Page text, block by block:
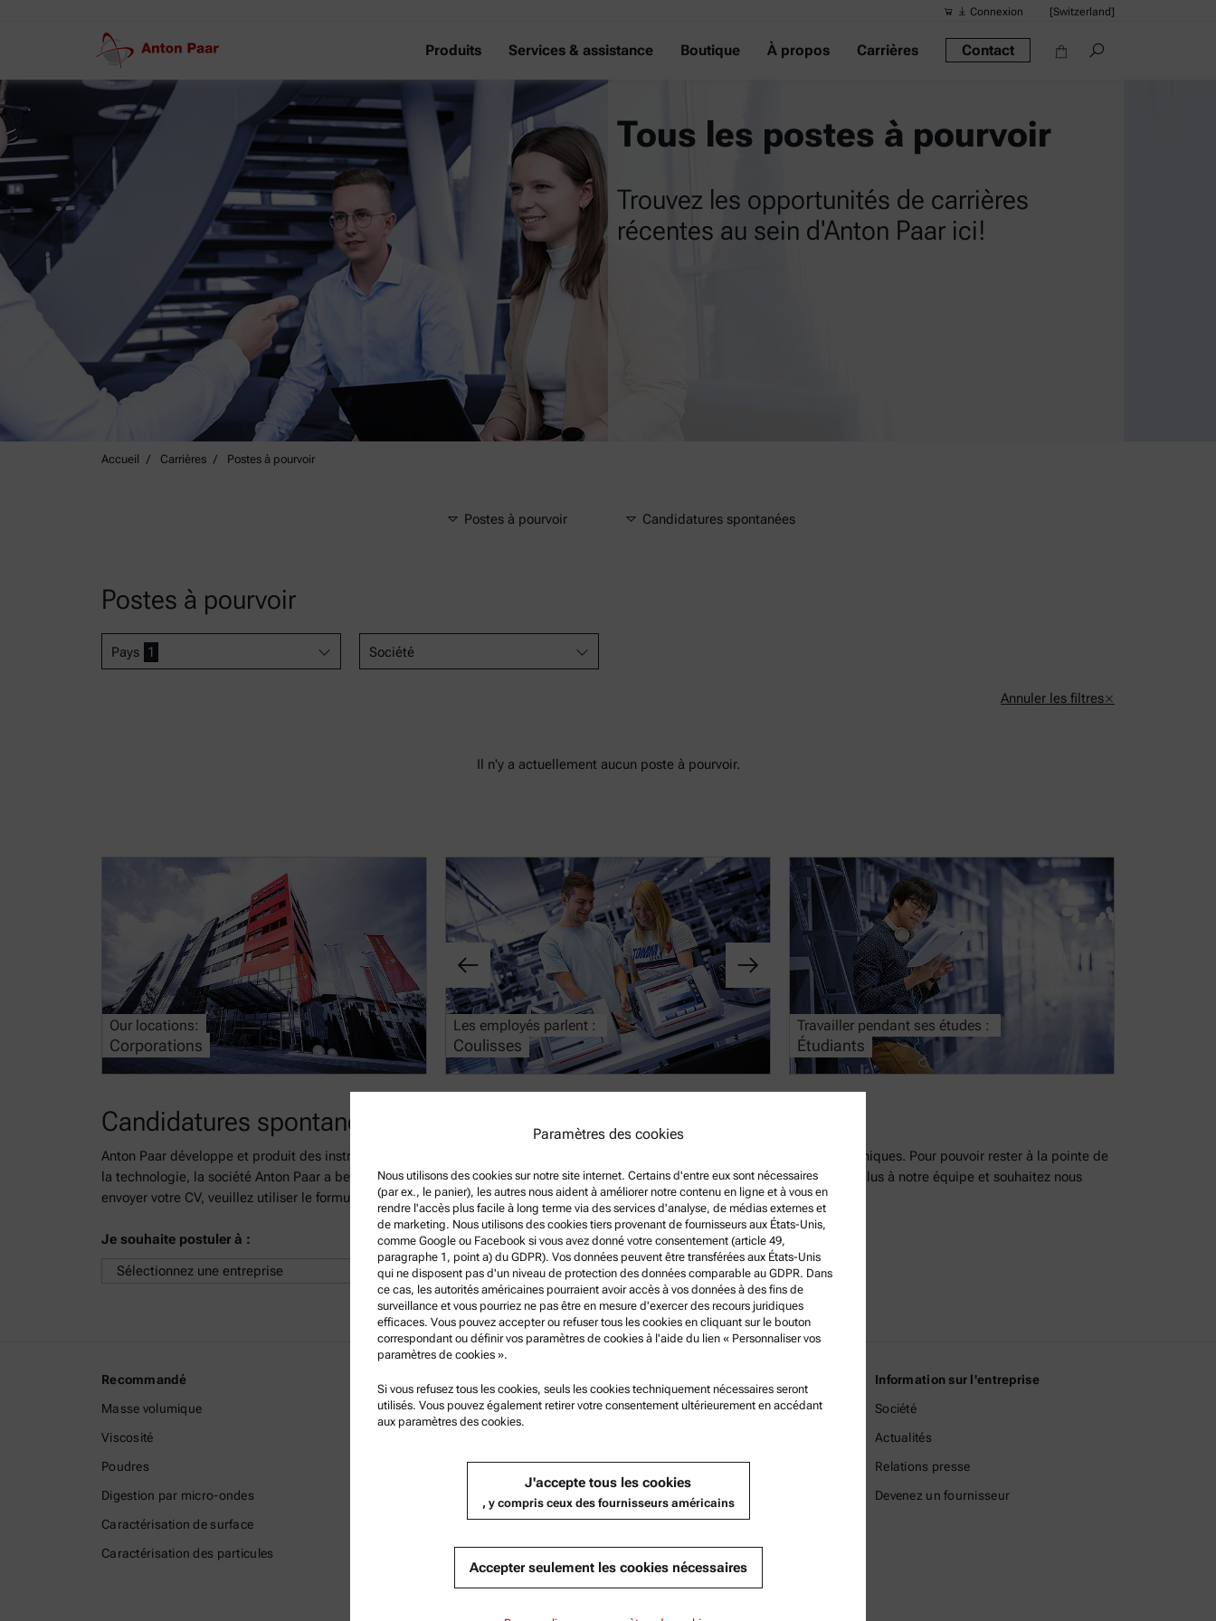
Connexion [Switzerland]
Produits Services & assistance Boutique À propos Carrières Contact
Tous les postes à pourvoir
Trouvez les opportunités de carrières
récentes au sein d'Anton Paar ici!
Accueil Carrières Postes à pourvoir
Postes à pourvoir Candidatures spontanées
Postes à pourvoir
Pays 1 Société
Annuler les filtres
Il n'y a actuellement aucun poste à pourvoir.
Our locations:
Corporations
Les employés parlent :
Coulisses
Coulisses :
Administration
Travailler pendant ses études :
Étudiants
Candidatures spontanées
Anton Paar développe et produit des instruments de mesure dotés de caractéristiques techniques exceptionnelles et souvent uniques. Pour pouvoir rester à la pointe de
la technologie, la société Anton Paar a besoin d'employés dévoués et hautement qualifiés. Si vous pensez pouvoir apporter un plus à notre équipe et souhaitez nous
envoyer votre CV, veuillez utiliser le formulaire suivant pour votre candidature.
Je souhaite postuler à :
Recommandé
Masse volumique
Viscosité
Poudres
Digestion par micro-ondes
Caractérisation de surface
Caractérisation des particules
Conditions et modalités
Politique de confidentialité
Conditions d'utilisation
Service Certifié Anton Paar
Centres techniques d’Anton Paar
Contactez-nous
Information sur l'entreprise
Société
Actualités
Relations presse
Devenez un fournisseur
Paramètres des cookies
Nous utilisons des cookies sur notre site internet. Certains d'entre eux sont nécessaires
(par ex., le panier), les autres nous aident à améliorer notre contenu en ligne et à vous en
rendre l'accès plus facile à long terme via des services d'analyse, de médias externes et
de marketing. Nous utilisons des cookies tiers provenant de fournisseurs aux États-Unis,
comme Google ou Facebook si vous avez donné votre consentement (article 49,
paragraphe 1, point a) du GDPR). Vos données peuvent être transférées aux États-Unis
qui ne disposent pas d'un niveau de protection des données comparable au GDPR. Dans
ce cas, les autorités américaines pourraient avoir accès à vos données à des fins de
surveillance et vous pourriez ne pas être en mesure d'exercer des recours juridiques
efficaces. Vous pouvez accepter ou refuser tous les cookies en cliquant sur le bouton
correspondant ou définir vos paramètres de cookies à l'aide du lien « Personnaliser vos
paramètres de cookies ».
Si vous refusez tous les cookies, seuls les cookies techniquement nécessaires seront
utilisés. Vous pouvez également retirer votre consentement ultérieurement en accédant
aux paramètres des cookies.
J'accepte tous les cookies
, y compris ceux des fournisseurs américains
Accepter seulement les cookies nécessaires